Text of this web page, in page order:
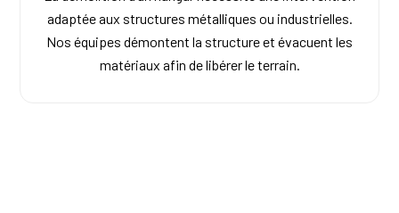
adaptée aux structures métalliques ou industrielles.
Nos équipes démontent la structure et évacuent les
matériaux afin de libérer le terrain.